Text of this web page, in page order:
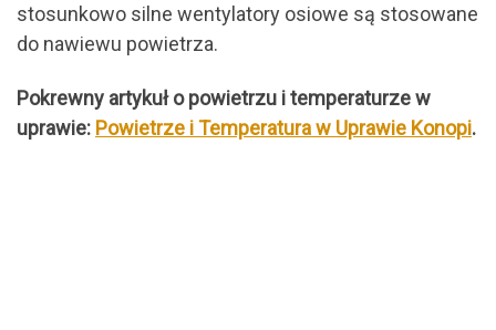
stosunkowo silne wentylatory osiowe są stosowane
do nawiewu powietrza.
Pokrewny artykuł o powietrzu i temperaturze w
uprawie: Powietrze i Temperatura w Uprawie Konopi.